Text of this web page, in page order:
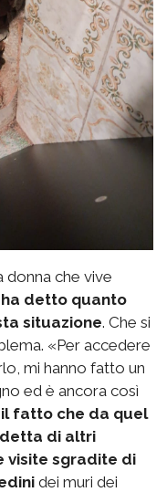
donna che vive
detto quanto
situazione. Che si
«Per accedere
mi hanno fatto un
ed è ancora così
fatto che da quel
di altri
visite sgradite di
dei muri dei